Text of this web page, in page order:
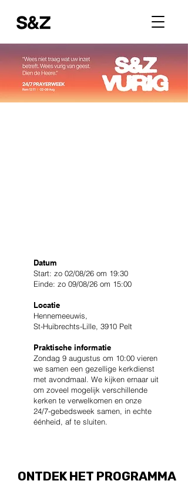
Datum
Start: zo 02/08/26 om 19:30
Einde: zo 09/08/26 om 15:00​
Locatie
Hennemeeuwis,
St-Huibrechts-Lille, 3910 Pelt
Praktische informatie​
Zondag 9 augustus om 10:00 vieren
we samen een gezellige kerkdienst
met avondmaal. We kijken ernaar uit
om zoveel mogelijk verschillende
kerken te verwelkomen en onze
24/7-gebedsweek samen, in echte
éénheid, af te sluiten.
ONTDEK HET PROGRAMMA